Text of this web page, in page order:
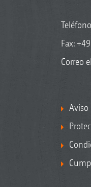
Fax:
Correo
Aviso